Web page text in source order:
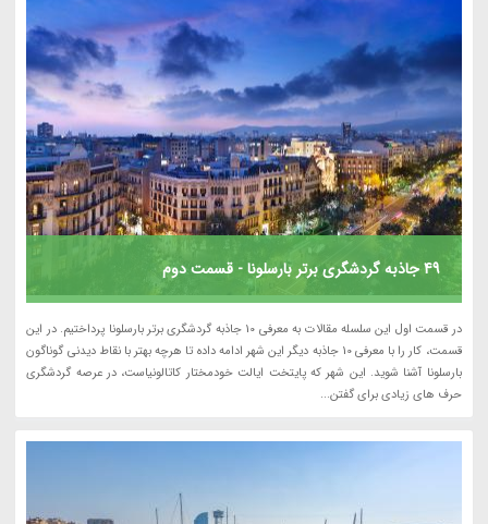
49 جاذبه گردشگری برتر بارسلونا - قسمت دوم
در قسمت اول این سلسله مقالات به معرفی 10 جاذبه گردشگری برتر بارسلونا پرداختیم. در این
قسمت، کار را با معرفی 10 جاذبه دیگر این شهر ادامه داده تا هرچه بهتر با نقاط دیدنی گوناگون
بارسلونا آشنا شوید. این شهر که پایتخت ایالت خودمختار کاتالونیاست، در عرصه گردشگری
حرف های زیادی برای گفتن...